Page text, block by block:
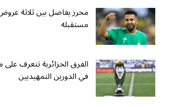
محرز يفاضل بين ثلاثة
مستقبله
الفرق الجزائرية تتعرف على
في الدورين التمهيديين